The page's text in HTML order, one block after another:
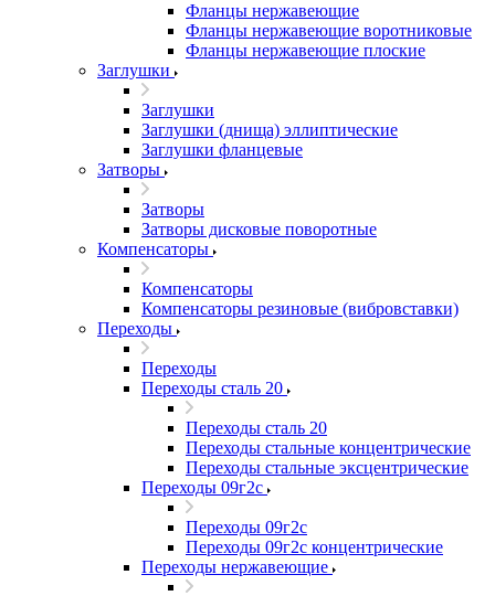
Фланцы нержавеющие
Фланцы нержавеющие воротниковые
Фланцы нержавеющие плоские
Заглушки
Заглушки
Заглушки (днища) эллиптические
Заглушки фланцевые
Затворы
Затворы
Затворы дисковые поворотные
Компенсаторы
Компенсаторы
Компенсаторы резиновые (вибровставки)
Переходы
Переходы
Переходы сталь 20
Переходы сталь 20
Переходы стальные концентрические
Переходы стальные эксцентрические
Переходы 09г2с
Переходы 09г2с
Переходы 09г2с концентрические
Переходы нержавеющие